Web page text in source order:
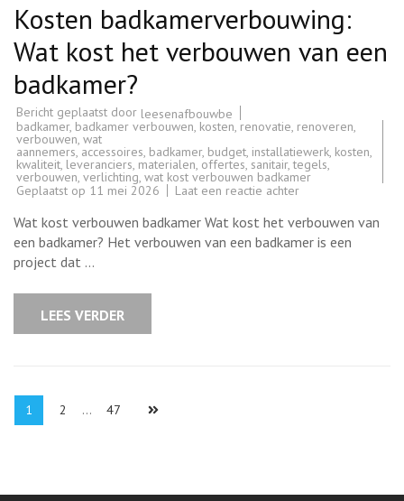
Kosten badkamerverbouwing:
Wat kost het verbouwen van een
badkamer?
Bericht geplaatst door leesenafbouwbe
badkamer, badkamer verbouwen kosten renovatie renoveren
verbouwen wat
aannemers accessoires badkamer, budget installatiewerk kosten
kwaliteit leveranciers materialen offertes sanitair,tegels
verbouwen verlichting wat kost verbouwen badkamer
Geplaatst op 11 mei 2026 Laat een reactie achterop
Wat
kost
het
Wat kost verbouwen badkamer Wat kost het verbouwen van
een badkamer? Het verbouwen van een badkamer is een
project dat …
LEES VERDER
Berichten
paginering
Pagina
1 Pagina
2 … Pagina
47